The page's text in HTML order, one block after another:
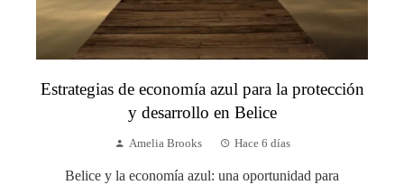
Estrategias de economía azul para la protección
y desarrollo en Belice
Amelia Brooks Hace 6 días
Belice y la economía azul: una oportunidad para